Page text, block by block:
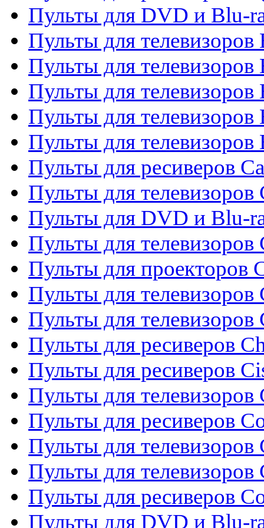
Пульты для DVD и Blu-
Пульты для телевизоров
Пульты для телевизоров
Пульты для телевизоров
Пульты для телевизоров
Пульты для телевизоров
Пульты для ресиверов
Пульты для телевизоров
Пульты для DVD и Blu-
Пульты для телевизоров
Пульты для проекторов
Пульты для телевизоров
Пульты для телевизоров
Пульты для ресиверов
Пульты для ресиверов
Пульты для телевизоров
Пульты для ресиверов
Пульты для телевизоров
Пульты для телевизоров
Пульты для ресиверов
Пульты для DVD и Blu-